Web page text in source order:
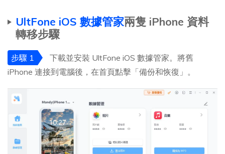
UltFone iOS 數據管家兩隻 iPhone 資料
轉移步驟
步驟 1
下載並安裝 UltFone iOS 數據管家。將舊
iPhone 連接到電腦後，在首頁點擊「備份和恢復」。